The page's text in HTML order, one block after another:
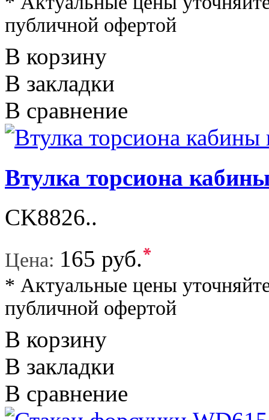
публичной офертой
В корзину
В закладки
В сравнение
Втулка торсиона
CK8826..
Цена: 165 руб.*
* Актуальные цены
публичной офертой
В корзину
В закладки
В сравнение